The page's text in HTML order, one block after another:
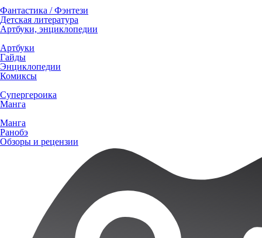
Фантастика / Фэнтези
Детская литература
Артбуки, энциклопедии
Артбуки
Гайды
Энциклопедии
Комиксы
Супергероика
Манга
Манга
Ранобэ
Обзоры и рецензии